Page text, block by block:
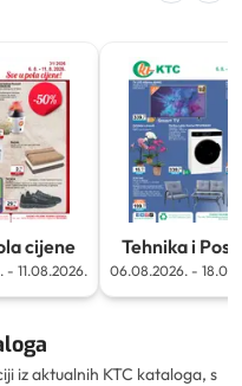
cijene
- 11.08.2026.
Tehnika i
06.08.2026. -
iz aktualnih KTC kataloga, s